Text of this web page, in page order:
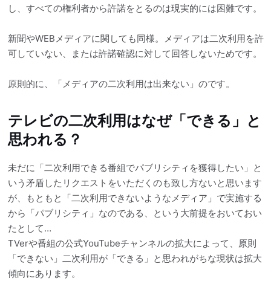
し、すべての権利者から許諾をとるのは現実的には困難です。
新聞やWEBメディアに関しても同様。メディアは二次利用を許
可していない、または許諾確認に対して回答しないためです。
原則的に、「メディアの二次利用は出来ない」のです。
テレビの二次利用はなぜ「できる」と
思われる？
未だに「二次利用できる番組でパブリシティを獲得したい」と
いう矛盾したリクエストをいただくのも致し方ないと思います
が、もともと「二次利用できないようなメディア」で実施する
から「パブリシティ」なのである、という大前提をおいておい
たとして…
TVerや番組の公式YouTubeチャンネルの拡大によって、原則
「できない」二次利用が「できる」と思われがちな現状は拡大
傾向にあります。